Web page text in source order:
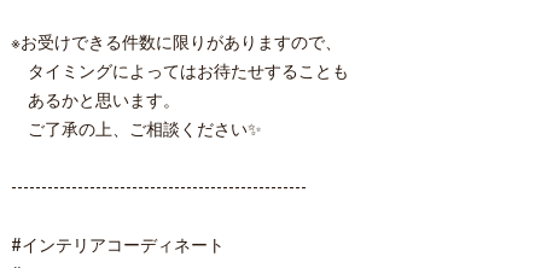
※お受けできる件数に限りがありますので、
タイミングによってはお待たせすることも
あるかと思います。
ご了承の上、ご相談ください✨
-------------------------------------------------
#インテリアコーディネート